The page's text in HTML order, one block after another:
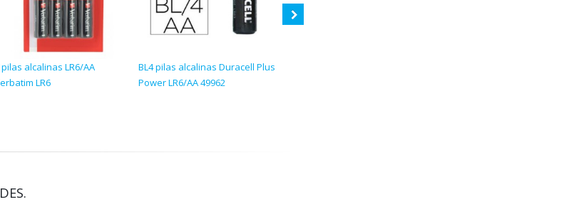
pilas alcalinas LR6/AA
LR6
BL4 pilas alcalinas Duracell Plus
Power LR6/AA 49962